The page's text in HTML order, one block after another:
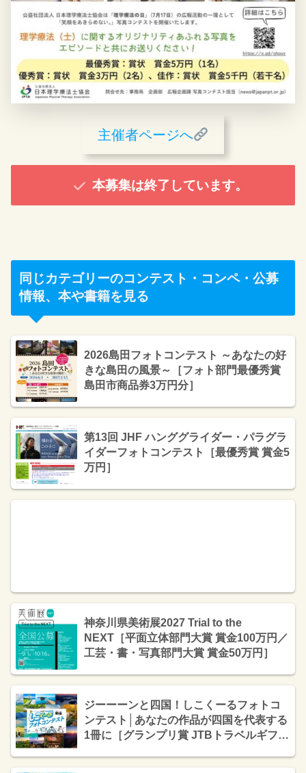
主催者ページへ
本募集は終了しています。
同じカテゴリーのコンテスト・コンペ・公募
情報、本や書籍を見る
2026島田フォトコンテスト ～あなたの好
きな島田の風景～［フォト部門最優秀賞
島田市商品券3万円分］
第13回 JHF ハンググライダー・パラグラ
イダーフォトコンテスト［最優秀賞 賞金5
万円］
神奈川県美術展2027 Trial to the
NEXT［平面立体部門大賞 賞金100万円／
工芸・書・写真部門大賞 賞金50万円］
ジーーーンと四国！しこくーるフォトコ
ンテスト│あなたの作品が四国を代表する
1冊に［グランプリ賞 JTBトラベルギフト